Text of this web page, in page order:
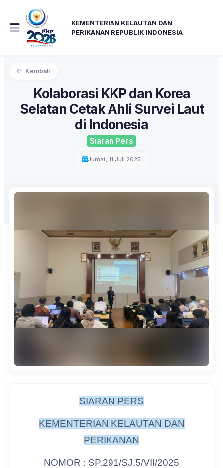
KEMENTERIAN KELAUTAN DAN
PERIKANAN REPUBLIK INDONESIA
Kembali
Kolaborasi KKP dan Korea
Selatan Cetak Ahli Survei Laut
di Indonesia
Siaran Pers
Jumat, 11 Juli 2025
SIARAN PERS
KEMENTERIAN KELAUTAN DAN
PERIKANAN
NOMOR : SP.291/SJ.5/VII/2025